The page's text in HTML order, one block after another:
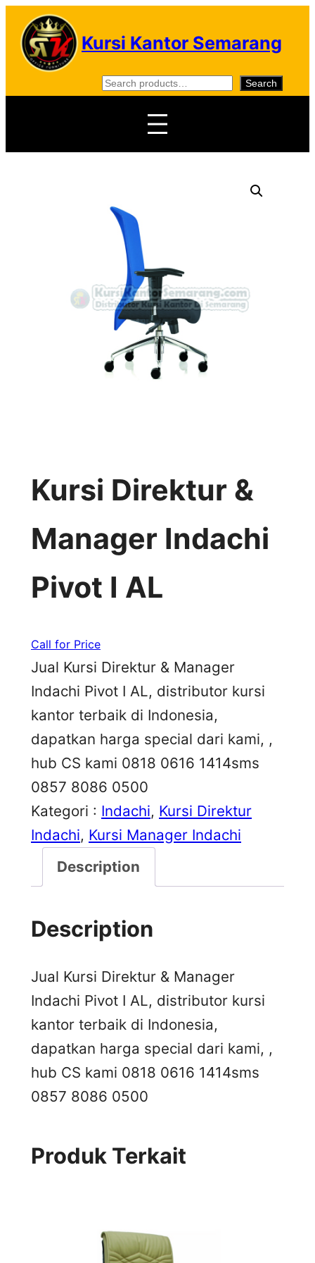
Skip
content
Kursi Kantor Semarang
S
e
c
Search
Kursi Direktur &
Manager Indachi
Pivot I AL
Call for Price
Jual Kursi Direktur & Manager
Indachi Pivot I AL, distributor kursi
kantor terbaik di Indonesia,
dapatkan harga special dari kami, ,
hub CS kami 0818 0616 1414sms
0857 8086 0500
Kategori : Indachi, Kursi Direktur
Indachi, Kursi Manager Indachi
Description
Description
Jual Kursi Direktur & Manager
Indachi Pivot I AL, distributor kursi
kantor terbaik di Indonesia,
dapatkan harga special dari kami, ,
hub CS kami 0818 0616 1414sms
0857 8086 0500
Produk Terkait